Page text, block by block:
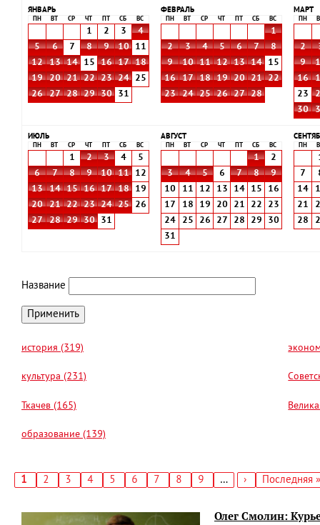
ЯНВАРЬ
ПН ВТ СР ЧТ СБ ВС
1 2 3
4
5
6 7 8 9 10
11
12
13 14 15 16 17
18
19
20 21 22 23 24
25
26
27 28 29 30 31
ФЕВРАЛЬ
ПН ВТ СР ЧТ СБ ВС
1
2
3 4 5 6 7
8
9
10 11 12 13 14
15
16
17 18 19 20 21
22
23
24 25 26 27 28
МАРТ
ПН
2
9
16
23
30
ИЮЛЬ
ПН ВТ СР ЧТ СБ ВС
1 2 3 4
5
6
7 8 9 10 11
12
13
14 15 16 17 18
19
20
21 22 23 24 25
26
27
28 29 30 31
АВГУСТ
ПН ВТ СР ЧТ СБ ВС
1
2
3
4 5 6 7 8
9
10
11 12 13 14 15
16
17
18 19 20 21 22
23
24
25 26 27 28 29
30
31
ПН
7
14
21
28
Название
история (319)
культура (231)
Ткачев (165)
образование (139)
Текущая
1 Страница
2 Страница
3 Страница
4 Страница
5 Страница
6 Страница
7 Страница
8 Страница
9 …
Следующая
›
Последняя
Последняя »
Олег Смолин: